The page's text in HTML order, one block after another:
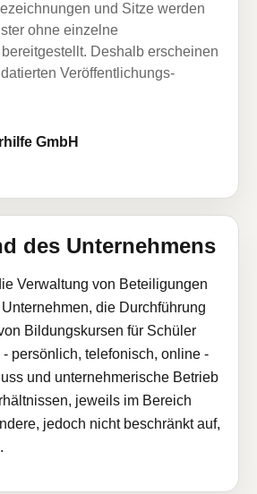
und Sitze werden
ohne einzelne
Deshalb erscheinen
Veröffentlichungs-
GmbH
des Unternehmens
Verwaltung von Beteiligungen
die Durchführung
Bildungskursen für Schüler
persönlich, telefonisch, online -
und unternehmerische Betrieb
jeweils im Bereich
jedoch nicht beschränkt auf,